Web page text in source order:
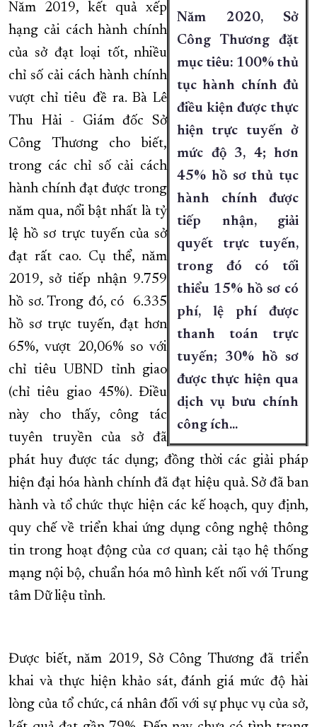
Năm 2020, Sở
Công Thương đặt
mục tiêu: 100% thủ
tục hành chính đủ
điều kiện được thực
hiện trực tuyến ở
mức độ 3, 4; hơn
45% hồ sơ thủ tục
hành chính được
tiếp nhận, giải
quyết trực tuyến,
trong đó có tối
thiểu 15% hồ sơ có
phí, lệ phí được
thanh toán trực
tuyến; 30% hồ sơ
được thực hiện qua
dịch vụ bưu chính
công ích...
Năm 2019, kết quả xếp
hạng cải cách hành chính
của sở đạt loại tốt, nhiều
chỉ số cải cách hành chính
vượt chỉ tiêu đề ra. Bà Lê
Thu Hải - Giám đốc Sở
Công Thương cho biết,
trong các chỉ số cải cách
hành chính đạt được trong
năm qua, nổi bật nhất là tỷ
lệ hồ sơ trực tuyến của sở
đạt rất cao. Cụ thể, năm
2019, sở tiếp nhận 9.759
hồ sơ. Trong đó, có 6.335
hồ sơ trực tuyến, đạt hơn
65%, vượt 20,06% so với
chỉ tiêu UBND tỉnh giao
(chỉ tiêu giao 45%). Điều
này cho thấy, công tác
tuyên truyền của sở đã
phát huy được tác dụng; đồng thời các giải pháp
hiện đại hóa hành chính đã đạt hiệu quả. Sở đã ban
hành và tổ chức thực hiện các kế hoạch, quy định,
quy chế về triển khai ứng dụng công nghệ thông
tin trong hoạt động của cơ quan; cải tạo hệ thống
mạng nội bộ, chuẩn hóa mô hình kết nối với Trung
tâm Dữ liệu tỉnh.
Được biết, năm 2019, Sở Công Thương đã triển
khai và thực hiện khảo sát, đánh giá mức độ hài
lòng của tổ chức, cá nhân đối với sự phục vụ của sở,